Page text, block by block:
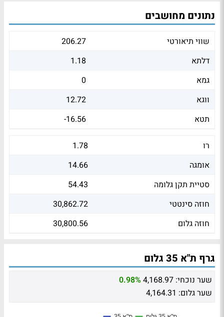
נתונים מחושבים
שווי תיאורטי
206.27
דלתא
1.18
גמא
0
ווגא
12.72
תטא
-16.56
רו
1.78
אומגה
14.66
סטיית תקן גלומה
54.43
חוזה סינטטי
30,862.72
חוזה גלום
30,800.56
גרף ת"א 35 גלום
שער נוכחי: 4,168.97
0.98%
שער גלום: 4,164.31